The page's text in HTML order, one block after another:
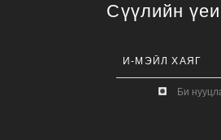
Сүүлийн
Би